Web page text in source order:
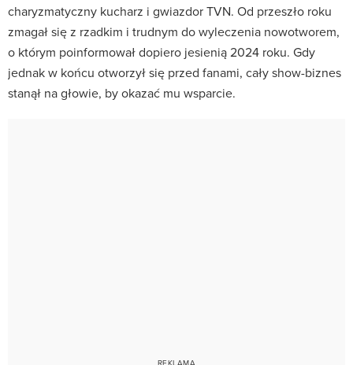
charyzmatyczny kucharz i gwiazdor TVN. Od przeszło roku
zmagał się z rzadkim i trudnym do wyleczenia nowotworem,
o którym poinformował dopiero jesienią 2024 roku. Gdy
jednak w końcu otworzył się przed fanami, cały show-biznes
stanął na głowie, by okazać mu wsparcie.